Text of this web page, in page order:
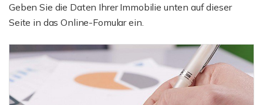
Geben Sie die Daten Ihrer Immobilie unten auf dieser
Seite in das Online-Fomular ein.